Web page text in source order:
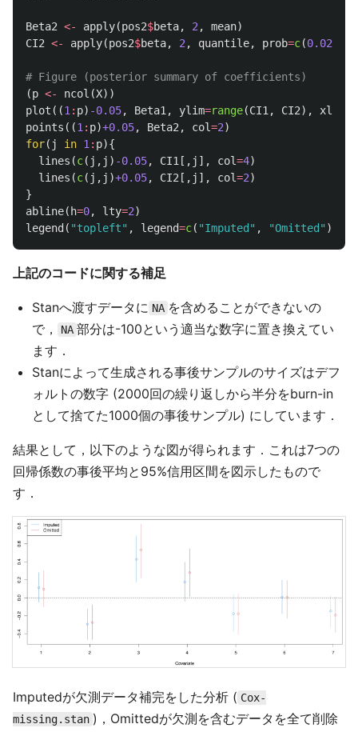
Beta2 <- apply(pos2$beta, 2 , mean)
CI2 <- apply(pos2$beta, 2 , quantile, prob=c(0.025
# Figure (posterior summary of coefficients)
(p <- ncol (X))
plot ((1 : p) -0.05, Beta1 , ylim=range(CI1 , CI2), xlab
points ((1 : p)+0.05, Beta2 , col=2)
for( j in 1 : p){
lines (c( j , j ) -0.05, CI1 [, j ], col=4)
lines (c( j , j )+0.05, CI2 [, j ], col=2)
}
abline( h=0, lty=2)
legend ( "topleft" , legend=c( "Imputed" , "Omitted" ),
上記のコードに関する補足
Stanへ渡すデータに NA を含めることができないの
で，
NA 部分は-100という適当な数字に置き換えてい
ます．
Stanによって生成される事後サンプルのサイズはデフ
ォルトの数字 (2000回の繰り返しから半分をburn-in
として捨てた1000個の事後サンプル) にしています．
結果として，以下のような図が得られます．これは7つの
回帰係数の事後平均と95%信用区間を図示したもので
す．
Imputedが欠測データ補完をした分析 ( Cox-
missing.stan )，Omittedが欠測を含むデータを全て削除